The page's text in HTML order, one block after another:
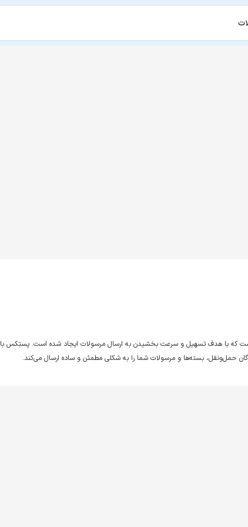
که با هدف تسهیل و سرعت بخشیدن به ارسال مرسولات ایجاد شده است. پستِکس با
حمل‌ونقل، بسته‌ها و مرسولات شما را به شکلی مطمئن و ساده ارسال می‌کند.